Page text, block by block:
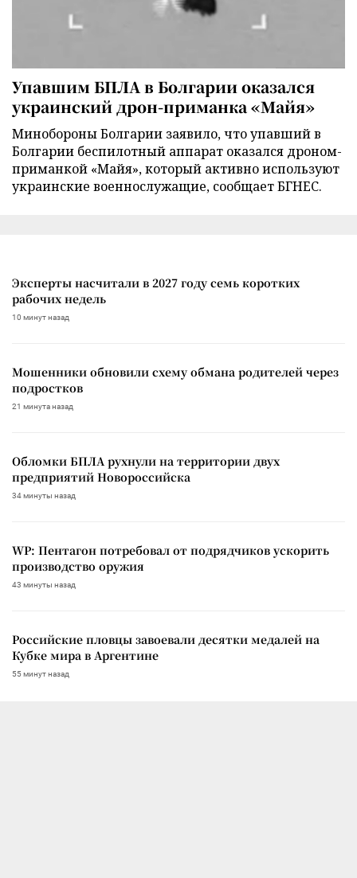
Упавшим БПЛА в Болгарии оказался
украинский дрон-приманка «Майя»
Минобороны Болгарии заявило, что упавший в
Болгарии беспилотный аппарат оказался дроном-
приманкой «Майя», который активно используют
украинские военнослужащие, сообщает БГНЕС.
Эксперты насчитали в 2027 году семь коротких
рабочих недель
10 минут назад
Мошенники обновили схему обмана родителей через
подростков
21 минута назад
Обломки БПЛА рухнули на территории двух
предприятий Новороссийска
34 минуты назад
WP: Пентагон потребовал от подрядчиков ускорить
производство оружия
43 минуты назад
Российские пловцы завоевали десятки медалей на
Кубке мира в Аргентине
55 минут назад